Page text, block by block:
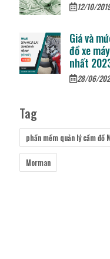
12/10/
Giá và
đồ xe
nhất
28/06/
Tag
phần mềm quản lý cầm đồ
Morman